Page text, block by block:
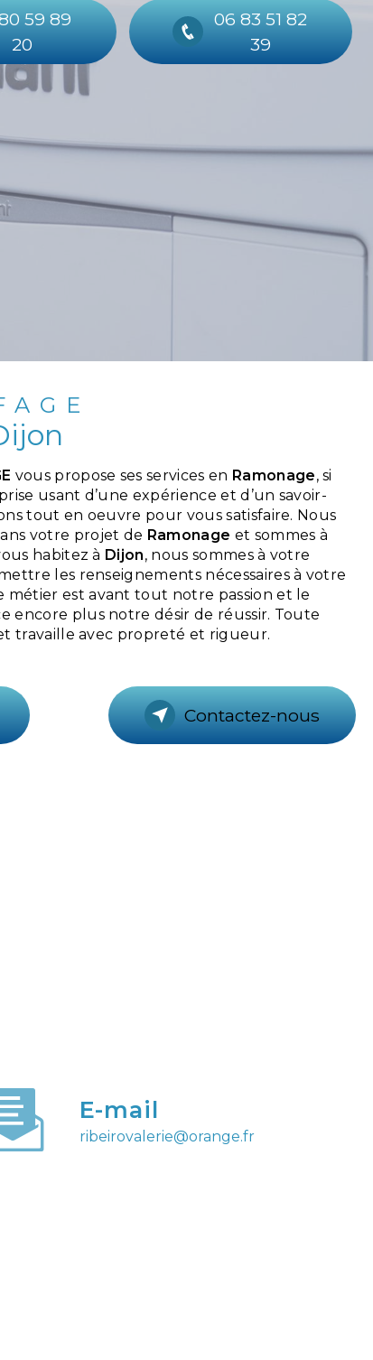
59 89
20
06 83 51 82
39
vous propose ses services en Ramonage, si
usant d’une expérience et d’un savoir-
tout en oeuvre pour vous satisfaire. Nous
votre projet de Ramonage et sommes à
habitez à Dijon, nous sommes à votre
les renseignements nécessaires à votre
métier est avant tout notre passion et le
encore plus notre désir de réussir. Toute
travaille avec propreté et rigueur.
Contactez-nous
E-mail
ribeirovalerie@orange.fr